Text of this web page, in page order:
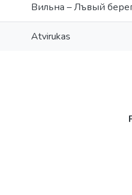
Вильна – Лъвый
Atvirukas